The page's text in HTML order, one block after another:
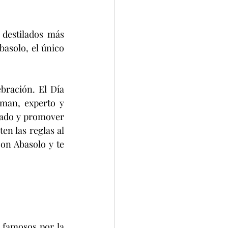
más
el único
experto y
y promover
las reglas al
Abasolo y te